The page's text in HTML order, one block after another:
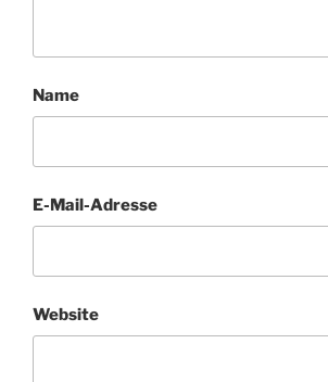
Name
E-Mail-Adresse
Website